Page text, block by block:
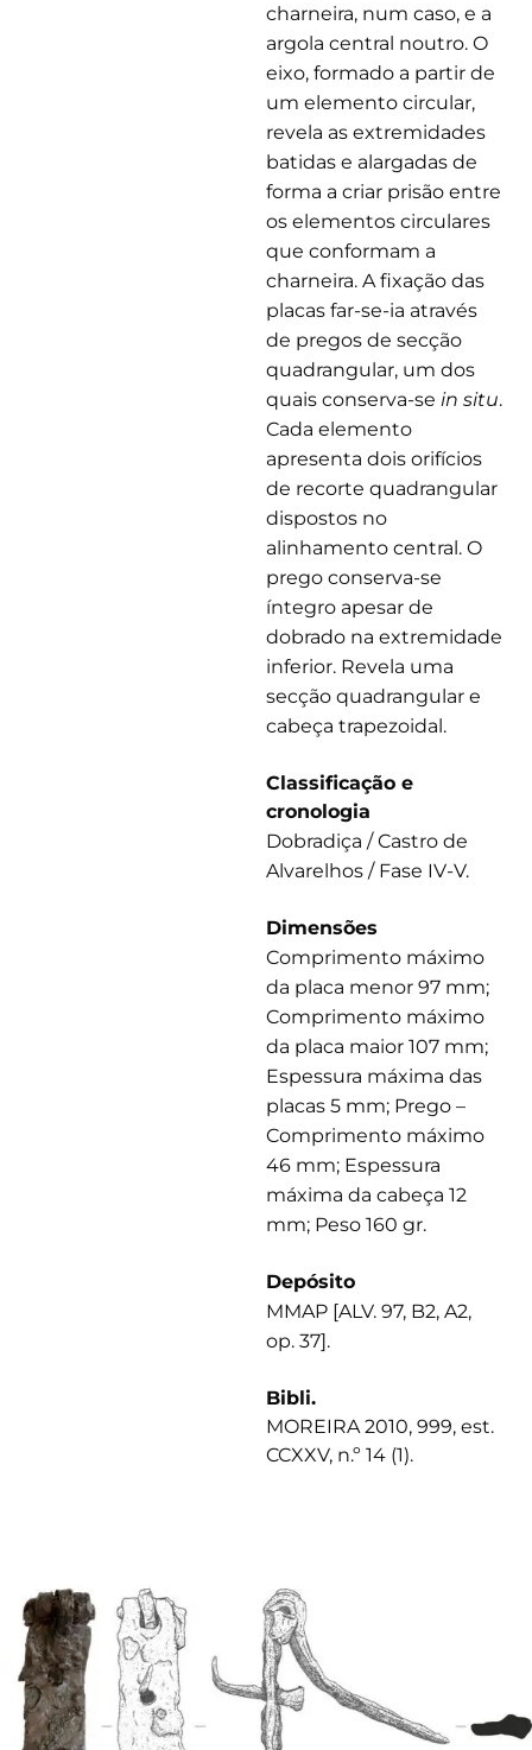
charneira, num caso, e a
argola central noutro. O
eixo, formado a partir de
um elemento circular,
revela as extremidades
batidas e alargadas de
forma a criar prisão entre
os elementos circulares
que conformam a
charneira. A fixação das
placas far-se-ia através
de pregos de secção
quadrangular, um dos
quais conserva-se in situ.
Cada elemento
apresenta dois orifícios
de recorte quadrangular
dispostos no
alinhamento central. O
prego conserva-se
íntegro apesar de
dobrado na extremidade
inferior. Revela uma
secção quadrangular e
cabeça trapezoidal.
Classificação e
cronologia
Dobradiça / Castro de
Alvarelhos / Fase IV-V.
Dimensões
Comprimento máximo
da placa menor 97 mm;
Comprimento máximo
da placa maior 107 mm;
Espessura máxima das
placas 5 mm; Prego –
Comprimento máximo
46 mm; Espessura
máxima da cabeça 12
mm; Peso 160 gr.
Depósito
MMAP [ALV. 97, B2, A2,
op. 37].
Bibli.
MOREIRA 2010, 999, est.
CCXXV, n.º 14 (1).